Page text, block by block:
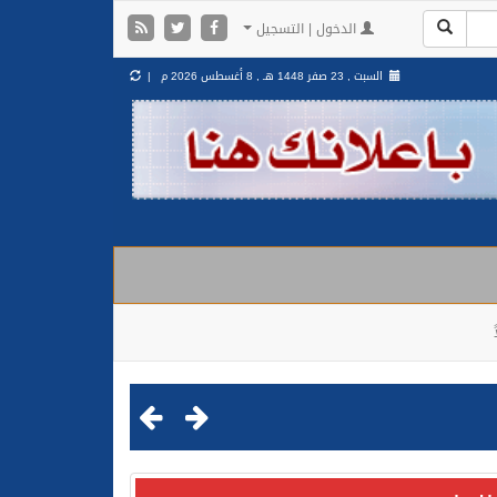
الدخول | التسجيل
السبت , 23 صفر 1448 هـ , 8 أغسطس 2026 م |
الحوثية الإرهابية في محافظة الحديدة